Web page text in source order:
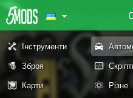
Інструменти
Зброя
Карти
Різне